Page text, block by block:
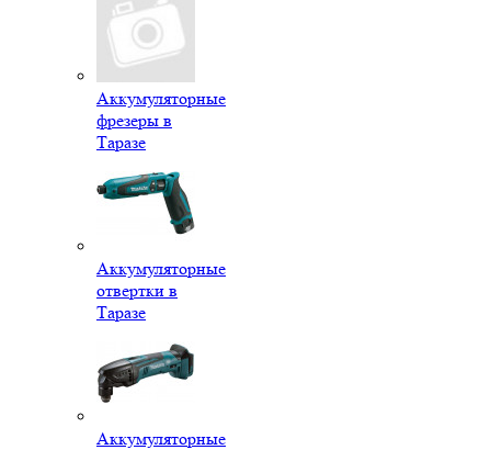
Аккумуляторные
фрезеры в
Таразе
Аккумуляторные
отвертки в
Таразе
Аккумуляторные